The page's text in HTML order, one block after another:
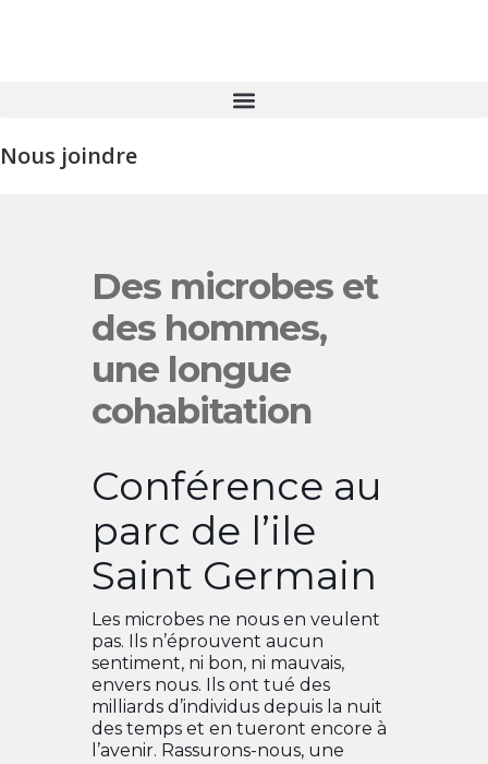
Nous joindre
Des microbes et
des hommes,
une longue
cohabitation
Conférence au
parc de l’ile
Saint Germain
Les microbes ne nous en veulent
pas. Ils n’éprouvent aucun
sentiment, ni bon, ni mauvais,
envers nous. Ils ont tué des
milliards d’individus depuis la nuit
des temps et en tueront encore à
l’avenir. Rassurons-nous, une